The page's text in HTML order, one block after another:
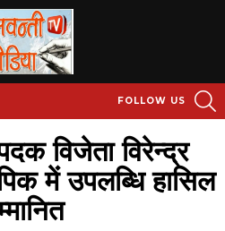
FOLLOW US
विजेता विरेन्द्र
में उपलब्धि हासिल